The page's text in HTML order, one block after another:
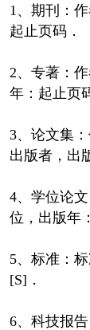
1、期刊：
起止页码．
2、专著：
年：起止页
3、论文集
出版者，出
4、学位论
位，出版年
5、标准：
[S]．
6、科技报